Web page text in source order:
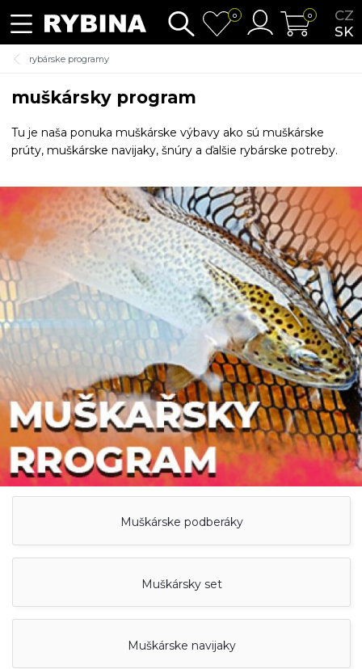
CZ
SK
0 0
rybárske programy
muškársky program
Tu je naša ponuka muškárske výbavy ako sú muškárske
prúty, muškárske navijaky, šnúry a ďalšie rybárske potreby.
Muškárske podberáky
Muškársky set
Muškárske navijaky